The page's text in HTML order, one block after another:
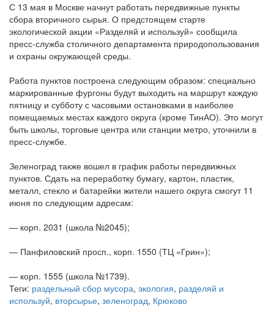
С 13 мая в Москве начнут работать передвижные пункты
сбора вторичного сырья. О предстоящем старте
экологической акции «Разделяй и используй» сообщила
пресс-служба столичного департамента природопользования
и охраны окружающей среды.
Работа пунктов построена следующим образом: специально
маркированные фургоны будут выходить на маршрут каждую
пятницу и субботу с часовыми остановками в наиболее
помещаемых местах каждого округа (кроме ТинАО). Это могут
быть школы, торговые центра или станции метро, уточнили в
пресс-службе.
Зеленоград также вошел в график работы передвижных
пунктов. Сдать на переработку бумагу, картон, пластик,
металл, стекло и батарейки жители нашего округа смогут 11
июня по следующим адресам:
— корп. 2031 (школа №2045);
— Панфиловский просп., корп. 1550 (ТЦ «Грин»);
— корп. 1555 (школа №1739).
Теги: раздельный сбор мусора, экология, разделяй и
используй, вторсырье, зеленоград, Крюково